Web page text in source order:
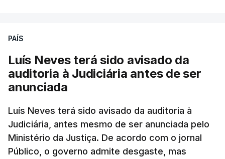
quanto à possibilidade de expulsar do país
cidadãos adultos em situação ilegal, se
tiverem filhos menores.
prazo de 60 dias, os imigrantes terão que ser
libertados,ainda que os seus pedidos de asilo
tenham sido rejeitados pelas autoridades
competentes”, referem.
PAÍS
Luís Neves terá sido avisado da
auditoria à Judiciária antes de ser
anunciada
Luís Neves terá sido avisado da auditoria à
Judiciária, antes mesmo de ser anunciada pelo
Ministério da Justiça. De acordo com o jornal
Público, o governo admite desgaste, mas